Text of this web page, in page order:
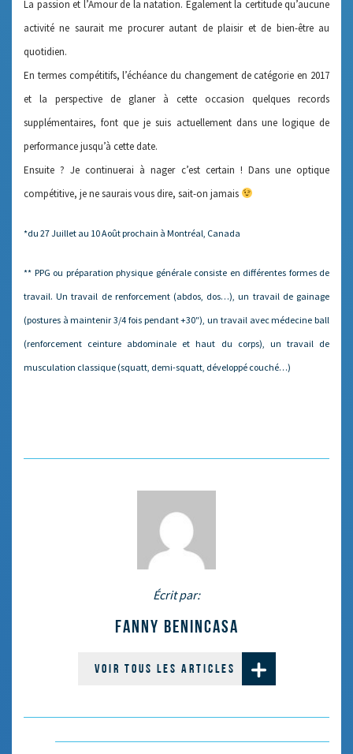
La passion et l’Amour de la natation. Egalement la certitude qu’aucune
activité ne saurait me procurer autant de plaisir et de bien-être au
quotidien.
En termes compétitifs, l’échéance du changement de catégorie en 2017
et la perspective de glaner à cette occasion quelques records
supplémentaires, font que je suis actuellement dans une logique de
performance jusqu’à cette date.
Ensuite ? Je continuerai à nager c’est certain ! Dans une optique
compétitive, je ne saurais vous dire, sait-on jamais
*du 27 Juillet au 10 Août prochain à Montréal, Canada
** PPG ou préparation physique générale consiste en différentes formes de
travail. Un travail de renforcement (abdos, dos…), un travail de gainage
(postures à maintenir 3/4 fois pendant +30″), un travail avec médecine ball
(renforcement ceinture abdominale et haut du corps), un travail de
musculation classique (squatt, demi-squatt, développé couché…)
Écrit par:
FANNY BENINCASA
VOIR TOUS LES ARTICLES